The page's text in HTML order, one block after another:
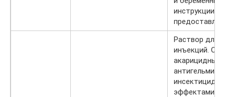
инструкции не
Раствор для
инъекций.
акарицидным,
эффектами.